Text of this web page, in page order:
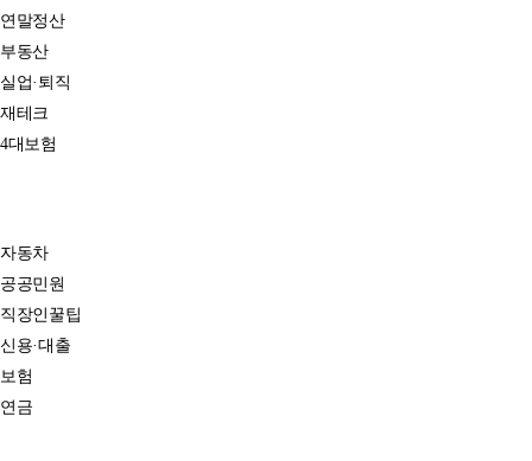
연말정산
부동산
실업·퇴직
재테크
4대보험
자동차
공공민원
직장인꿀팁
신용·대출
보험
연금